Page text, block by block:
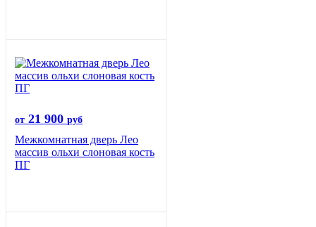
от 21 900 руб
Межкомнатная дверь Лео
массив ольхи слоновая кость
ПГ